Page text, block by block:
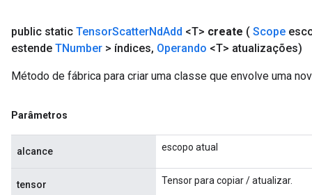
public static TensorScatterNdAdd <T> create ( Scope
estende TNumber > índices, Operando <T> atualizações)
Método de fábrica para criar uma classe que envolve uma
Parâmetros
alcance escopo atual
tensor Tensor para copiar / atualizar.